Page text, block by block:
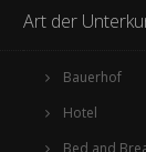
Art der
Bauerhof
Hotel